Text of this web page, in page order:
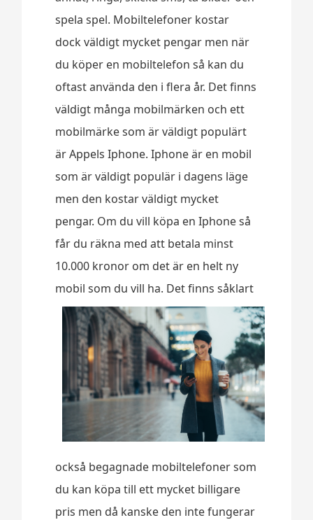
spela spel. Mobiltelefoner kostar
dock väldigt mycket pengar men när
du köper en mobiltelefon så kan du
oftast använda den i flera år. Det finns
väldigt många mobilmärken och ett
mobilmärke som är väldigt populärt
är Appels Iphone. Iphone är en mobil
som är väldigt populär i dagens läge
men den kostar väldigt mycket
pengar. Om du vill köpa en Iphone så
får du räkna med att betala minst
10.000 kronor om det är en helt ny
mobil som du vill ha. Det finns såklart
också begagnade mobiltelefoner som
du kan köpa till ett mycket billigare
pris men då kanske den inte fungerar